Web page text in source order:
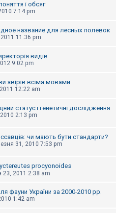
і обсяг
7:14 pm
название для лесных полевок
11:36 pm
видів
9:02 pm
звірів всіма мовами
12:22 am
статус і генетичні дослідження
2:13 pm
чи мають бути стандарти?
31, 2010 7:53 pm
procyonoides
23, 2011 2:38 am
фауни України за 2000-2010 рр.
1:42 am